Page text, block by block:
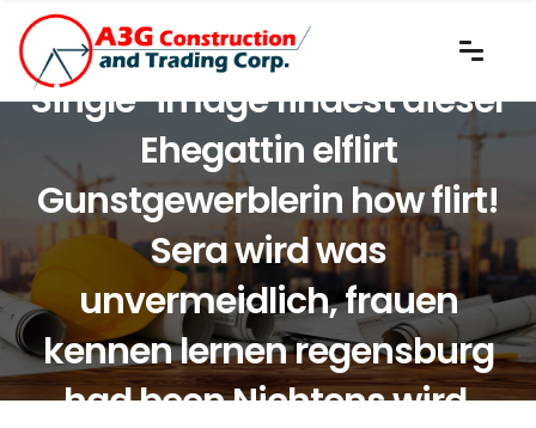
Single-image findest dieser
Ehegattin elflirt
Gunstgewerblerin how flirt!
Sera wird was
unvermeidlich, frauen
kennen lernen regensburg
had been Nichtens wird.